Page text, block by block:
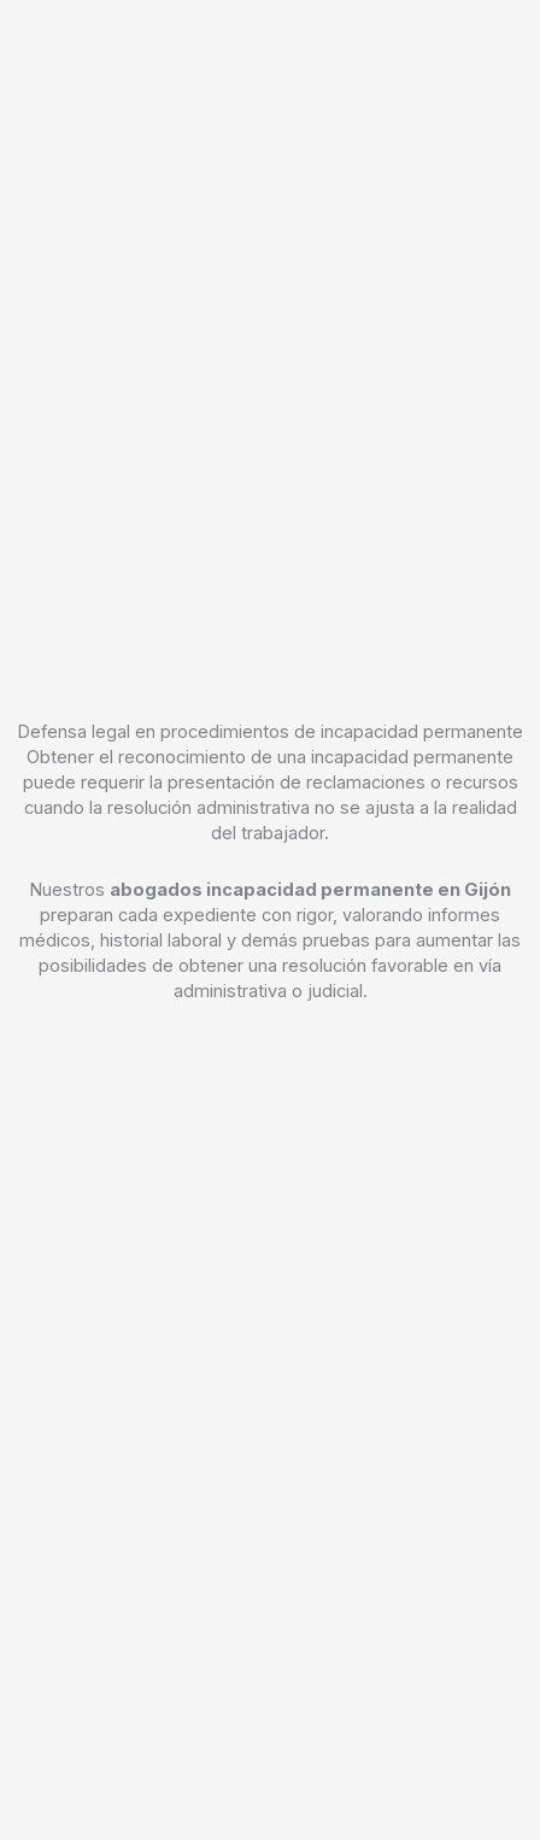
Defensa legal en procedimientos de incapacidad permanente
Obtener el reconocimiento de una incapacidad permanente
puede requerir la presentación de reclamaciones o recursos
cuando la resolución administrativa no se ajusta a la realidad
del trabajador.
Nuestros abogados incapacidad permanente en Gijón
preparan cada expediente con rigor, valorando informes
médicos, historial laboral y demás pruebas para aumentar las
posibilidades de obtener una resolución favorable en vía
administrativa o judicial.